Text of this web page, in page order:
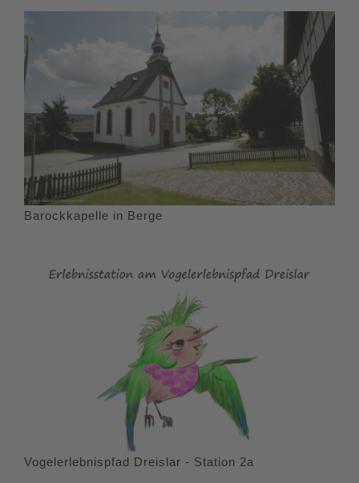
Barockkapelle in Berge
Vogelerlebnispfad Dreislar - Station 2a